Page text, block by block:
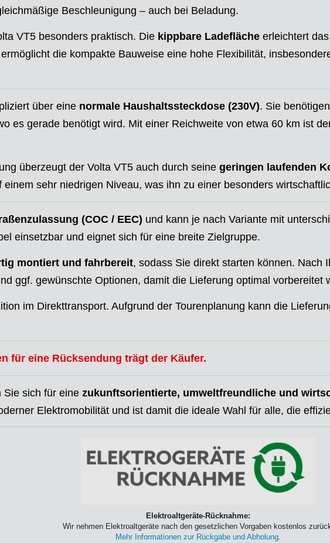
Beschleunigung – auch bei Beladung.
VT5 besonders praktisch. Die kippbare Ladefläche erleichtert
die kompakte Bauweise eine hohe Flexibilität,
über eine normale Haushaltssteckdose (230V). Sie
es gerade benötigt wird. Mit einer Reichweite von etwa 60 km ist
überzeugt der Volta VT5 auch durch seine geringen laufenden
sehr niedrigen Niveau, was ihn zu einer besonders
(COC / EEC) und kann je nach Variante mit
einsetzbar und eignet sich für eine breite Zielgruppe.
montiert und fahrbereit, sodass Sie direkt starten können. Nach
ggf. gewünschte Optionen, damit die Lieferung optimal vorbereitet
im Direkttransport. Aufgrund der Tourenplanung kann die
für eine Rücksendung trägt der Käufer.
Sie sich für eine zukunftsorientierte, umweltfreundliche und
Elektromobilität und ist damit die ideale Wahl für alle, die
Elektroaltgeräte-Rücknahme:
Wir nehmen Elektroaltgeräte nach den gesetzlichen Vorgaben kostenlos
Mehr Informationen zur Rückgabe und Abholung